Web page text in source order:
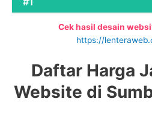
Cek hasil desain
https://
Daftar Harga
Website di